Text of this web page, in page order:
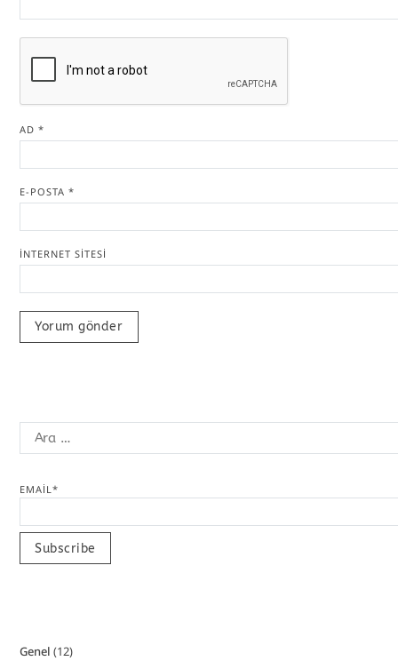
AD *
E-POSTA *
İNTERNET SITESI
EMAIL*
Genel (12)